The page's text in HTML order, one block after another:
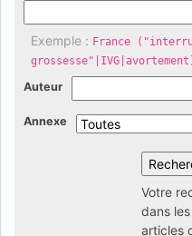
Exemple : France
Auteur
Annexe
Votre
dans
articles